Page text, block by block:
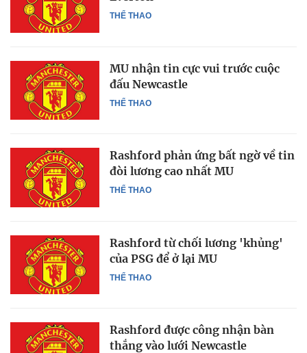
THỂ THAO
THỂ THAO
MU nhận tin cực vui trước cuộc
đấu Newcastle
THỂ THAO
Rashford phản ứng bất ngờ về tin
đòi lương cao nhất MU
THỂ THAO
Rashford từ chối lương 'khủng'
của PSG để ở lại MU
Rashford được công nhận bàn
thắng vào lưới Newcastle